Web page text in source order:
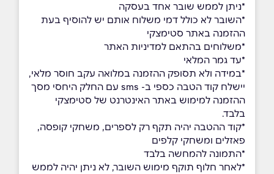
*ניתן לממש שובר אחד בעסקה
*השובר לא כולל דמי משלוח אותם יש להוסיף בעת
ההזמנה באתר סטימצקי
*משלוחים בהתאם למדיניות האתר
*עד גמר המלאי
*במידה ולא תסופק ההזמנה במלואה עקב חוסר מלאי,
יישלח קוד הטבה כספי ב- sms עם החלק היחסי מסך
ההזמנה למימוש באתר האינטרנט של סטימצקי
בלבד.
*קוד ההטבה יהיה תקף רק לספרים, משחקי קופסה,
פאזלים ומשחקי קלפים
*התמונה להמחשה בלבד
*לאחר חלוף תוקף מימוש השובר, לא ניתן יהיה לממש